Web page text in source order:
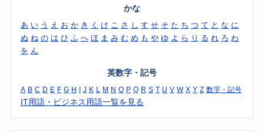
かな
あ い う え お か き く け こ さ し す せ そ た ち つ て と な に
ぬ ね の は ひ ふ へ ほ ま み む め も や ゆ よ ら り る れ ろ わ
を ん
英数字・記号
A B C D E F G H J K L M N O P Q R S T U V W X Y Z 数字・記号
IT用語・ビジネス用語一覧を見る